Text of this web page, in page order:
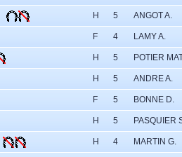
H 5 ANGOT A.
F 4 LAMY A.
H 5 POTIER
H 5 ANDRE A.
F 5 BONNE D.
H 5 PASQUIER
H 4 MARTIN G.